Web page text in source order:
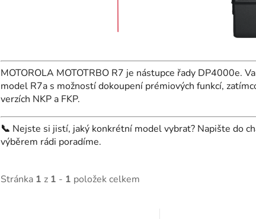
MOTOROLA MOTOTRBO R7 je nástupce řady DP4000e.
model R7a s možností dokoupení prémiových funkcí,
verzích NKP a FKP.
📞 Nejste si jistí, jaký konkrétní model vybrat? Napište do
výběrem rádi poradíme.
Stránka 1 z 1 - 1 položek celkem